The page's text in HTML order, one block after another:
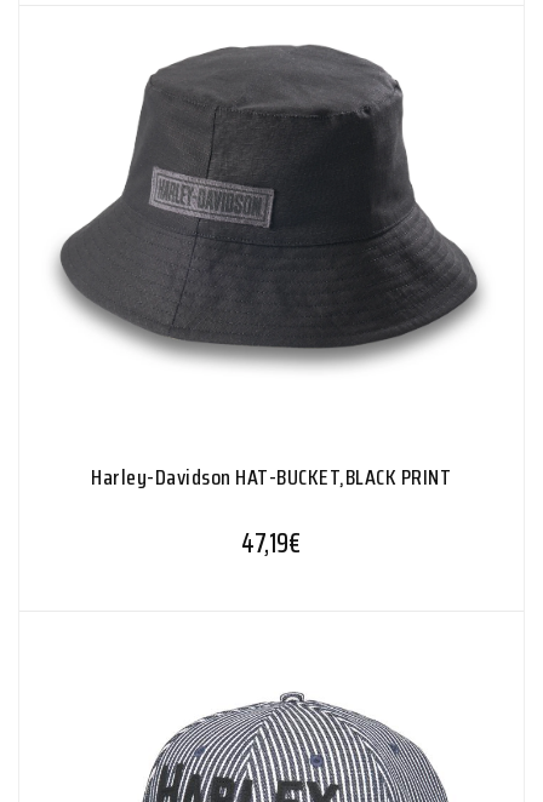
Harley-Davidson HAT-BUCKET,BLACK PRINT
47,19€